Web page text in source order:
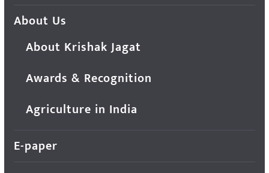
About Us
About Krishak Jagat
Awards & Recognition
Agriculture in India
E-paper